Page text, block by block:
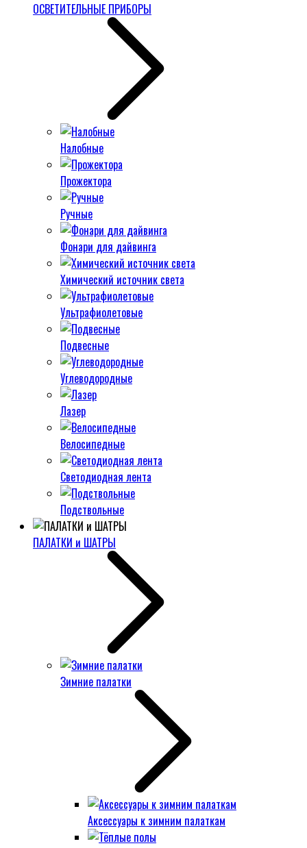
ОСВЕТИТЕЛЬНЫЕ ПРИБОРЫ
Налобные
Прожектора
Ручные
Фонари для дайвинга
Химический источник света
Ультрафиолетовые
Подвесные
Углеводородные
Лазер
Велосипедные
Светодиодная лента
Подствольные
ПАЛАТКИ и ШАТРЫ
Зимние палатки
Аксессуары к зимним палаткам